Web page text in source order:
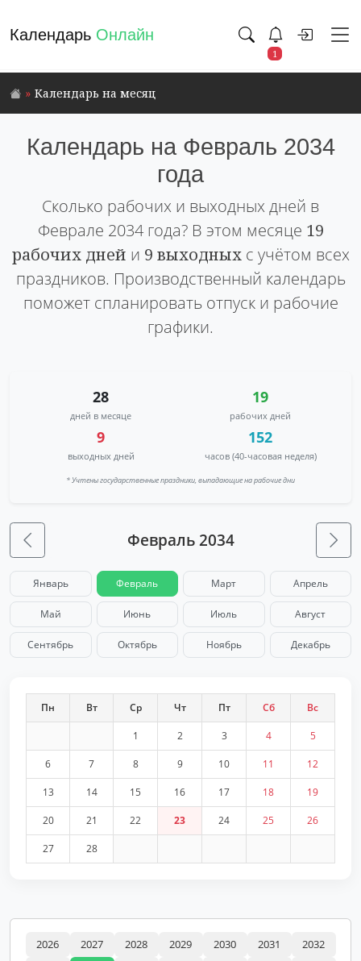
Календарь Онлайн
1
Календарь на месяц
Календарь на Февраль 2034
года
Сколько рабочих и выходных дней в
Феврале 2034 года? В этом месяце 19
рабочих дней и 9 выходныхс учётом всех
праздников. Производственный календарь
поможет спланировать отпуск и рабочие
графики.
28
дней в месяце
19
рабочих дней
9
выходных дней
152
часов (40-часовая неделя)
* Учтены государственные праздники, выпадающие на рабочие дни
Февраль 2034
Январь Февраль Март Апрель
Май Июнь Июль Август
Сентябрь Октябрь Ноябрь Декабрь
Пн Вт Ср Чт Пт Сб Вс
1 2 3 4 5
6 7 8 9 10 11 12
13 14 15 16 17 18 19
20 21 22 23 24 25 26
27 28
2026 2027 2028 2029 2030 2031
2032